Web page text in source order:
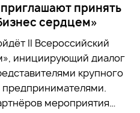
принять
сердцем»
II Всероссийский
инициирующий диалог
крупного
мероприятия…